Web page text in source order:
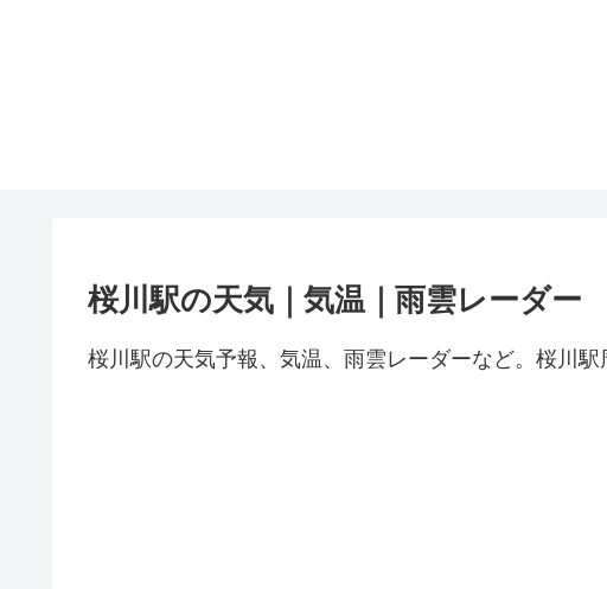
桜川駅の天気｜気温｜雨雲レーダー
桜川駅の天気予報、気温、雨雲レーダーなど。桜川駅